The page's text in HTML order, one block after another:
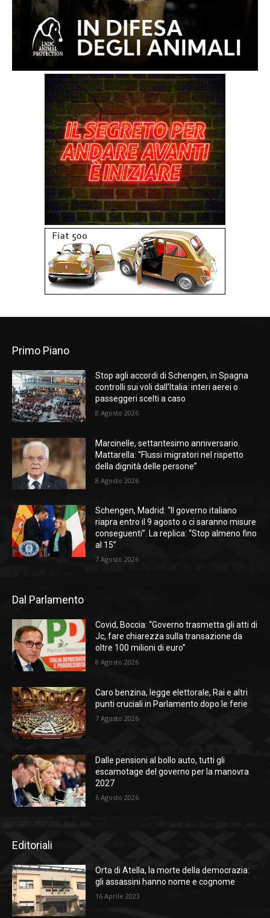
Primo Piano
Stop agli accordi di Schengen, in Spagna
controlli sui voli dall’Italia: interi aerei o
passeggeri scelti a caso
8 Agosto 2026
Marcinelle, settantesimo anniversario.
Mattarella: “Flussi migratori nel rispetto
della dignità delle persone”
8 Agosto 2026
Schengen, Madrid: “Il governo italiano
riapra entro il 9 agosto o ci saranno misure
conseguenti”. La replica: “Stop almeno fino
al 15”
7 Agosto 2026
Dal Parlamento
Covid, Boccia: “Governo trasmetta gli atti di
Jc, fare chiarezza sulla transazione da
oltre 100 milioni di euro”
8 Agosto 2026
Caro benzina, legge elettorale, Rai e altri
punti cruciali in Parlamento dopo le ferie
7 Agosto 2026
Dalle pensioni al bollo auto, tutti gli
escamotage del governo per la manovra
2027
6 Agosto 2026
Editoriali
Orta di Atella, la morte della democrazia:
gli assassini hanno nome e cognome
16 Aprile 2023